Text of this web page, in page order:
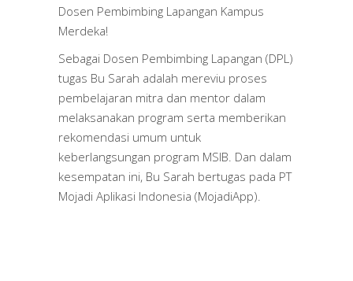
Dosen Pembimbing Lapangan Kampus
Merdeka!
Sebagai Dosen Pembimbing Lapangan (DPL)
tugas Bu Sarah adalah mereviu proses
pembelajaran mitra dan mentor dalam
melaksanakan program serta memberikan
rekomendasi umum untuk
keberlangsungan program MSIB. Dan dalam
kesempatan ini, Bu Sarah bertugas pada PT
Mojadi Aplikasi Indonesia (MojadiApp).